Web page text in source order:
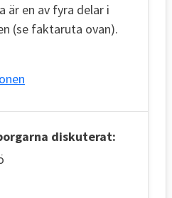
är en av fyra delar i
(se faktaruta ovan).
diskuterat: